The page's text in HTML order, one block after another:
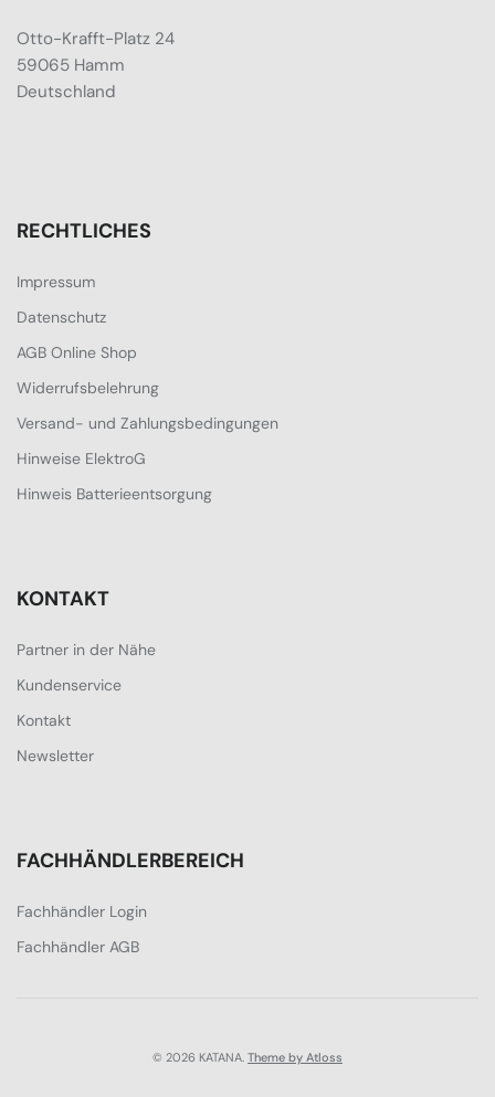
Otto-Krafft-Platz 24
59065 Hamm
Deutschland
RECHTLICHES
Impressum
Datenschutz
AGB Online Shop
Widerrufsbelehrung
Versand- und Zahlungsbedingungen
Hinweise ElektroG
Hinweis Batterieentsorgung
KONTAKT
Partner in der Nähe
Kundenservice
Kontakt
Newsletter
FACHHÄNDLERBEREICH
Fachhändler Login
Fachhändler AGB
© 2026 KATANA. Theme by Atloss